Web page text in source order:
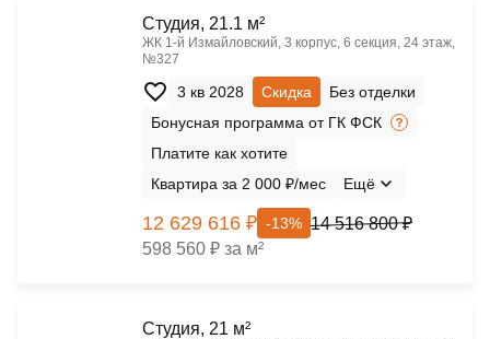
Cтудия, 21.1 м²
ЖК 1‑й Измайловский, 3 корпус, 6 секция, 24 этаж,
№327
3 кв 2028 Скидка
Без отделки
Бонусная программа от ГК ФСК
Платите как хотите
Квартира за 2 000 ₽/мес
Ещё
12 629 616 ₽ -13% 14 516 800 ₽
598 560 ₽ за м²
Cтудия, 21 м²